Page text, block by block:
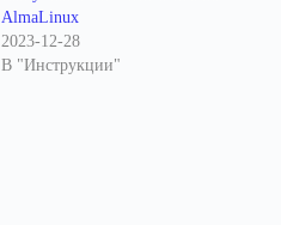
AlmaLinux
2023-12-28
В "Инструкции"